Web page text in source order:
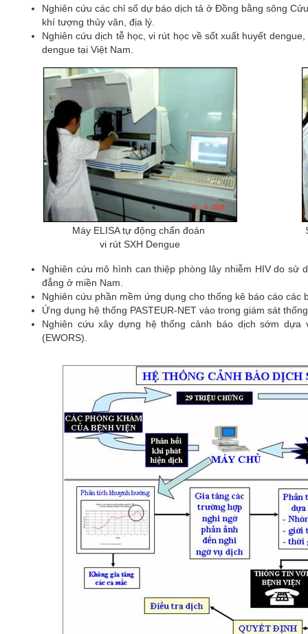
Nghiên cứu các chỉ số dự báo dịch tả ở Đồng bằng sông
khí tượng thủy văn, địa lý.
Nghiên cứu dịch tễ học, vi rút học về sốt xuất huyết
dengue tại Việt Nam.
Máy ELISA tự động chẩn đoán
vi rút SXH Dengue
Nghiên cứu mô hình can thiệp phòng lây nhiễm HIV do sử
đẳng ở miền Nam.
Nghiên cứu phần mềm ứng dụng cho thống kê báo cáo các
Ứng dụng hệ thống PASTEUR-NET vào trong giám sát
Nghiên cứu xây dựng hệ thống cảnh báo dịch sớm
(EWORS).